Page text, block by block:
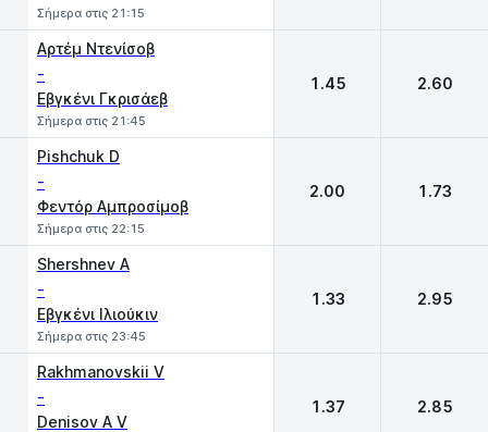
Σήμερα στις 21:15
Αρτέμ Ντενίσοβ
-
Εβγκένι Γκρισάεβ
Σήμερα στις 21:45
1.45 2.60
Pishchuk D
-
Φεντόρ Αμπροσίμοβ
Σήμερα στις 22:15
2.00 1.73
Shershnev A
-
Εβγκένι Ιλιούκιν
Σήμερα στις 23:45
1.33 2.95
Rakhmanovskii V
-
Denisov A V
1.37 2.85